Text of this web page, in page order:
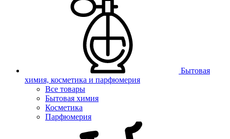
Бытовая
химия, косметика и парфюмерия
Все товары
Бытовая химия
Косметика
Парфюмерия